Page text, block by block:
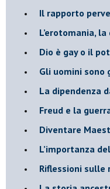
​Il rapporto
L’erotomania,
​Dio è gay o il
​Gli uomini
La dipendenza
​Freud e la
​Diventare
L’importanza
Riflessioni sulle